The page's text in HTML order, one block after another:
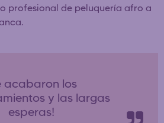
profesional de peluquería afro a
acabaron los
y las largas
esperas!